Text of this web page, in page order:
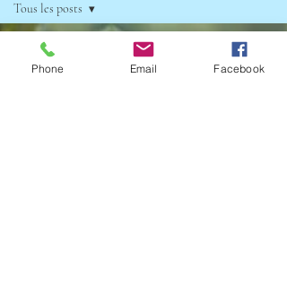
Tous les posts
Photographe
Tous les posts
Phone Email Facebook